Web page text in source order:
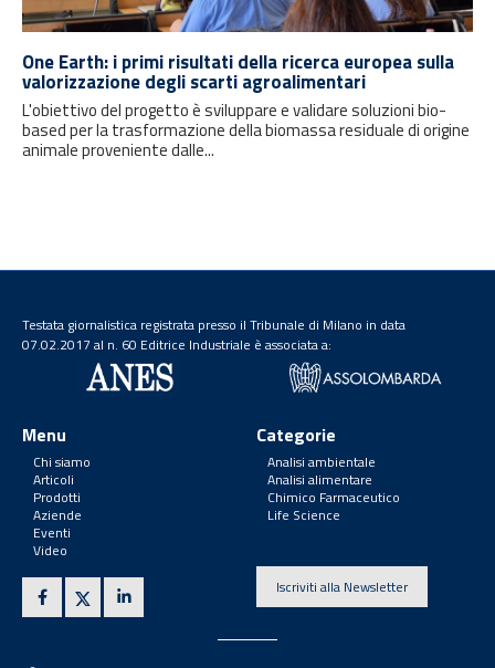
One Earth: i primi risultati della ricerca europea sulla
valorizzazione degli scarti agroalimentari
L'obiettivo del progetto è sviluppare e validare soluzioni bio-
based per la trasformazione della biomassa residuale di origine
animale proveniente dalle...
Testata giornalistica registrata presso il Tribunale di Milano in data
07.02.2017 al n. 60 Editrice Industriale è associata a:
Menu
Chi siamo
Articoli
Prodotti
Aziende
Eventi
Video
Categorie
Analisi ambientale
Analisi alimentare
Chimico Farmaceutico
Life Science
Iscriviti alla Newsletter